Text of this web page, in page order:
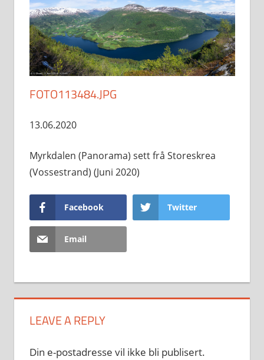
FOTO113484.JPG
13.06.2020
Myrkdalen (Panorama) sett frå Storeskrea
(Vossestrand) (Juni 2020)
Facebook Twitter
Email
LEAVE A REPLY
Din e-postadresse vil ikke bli publisert.